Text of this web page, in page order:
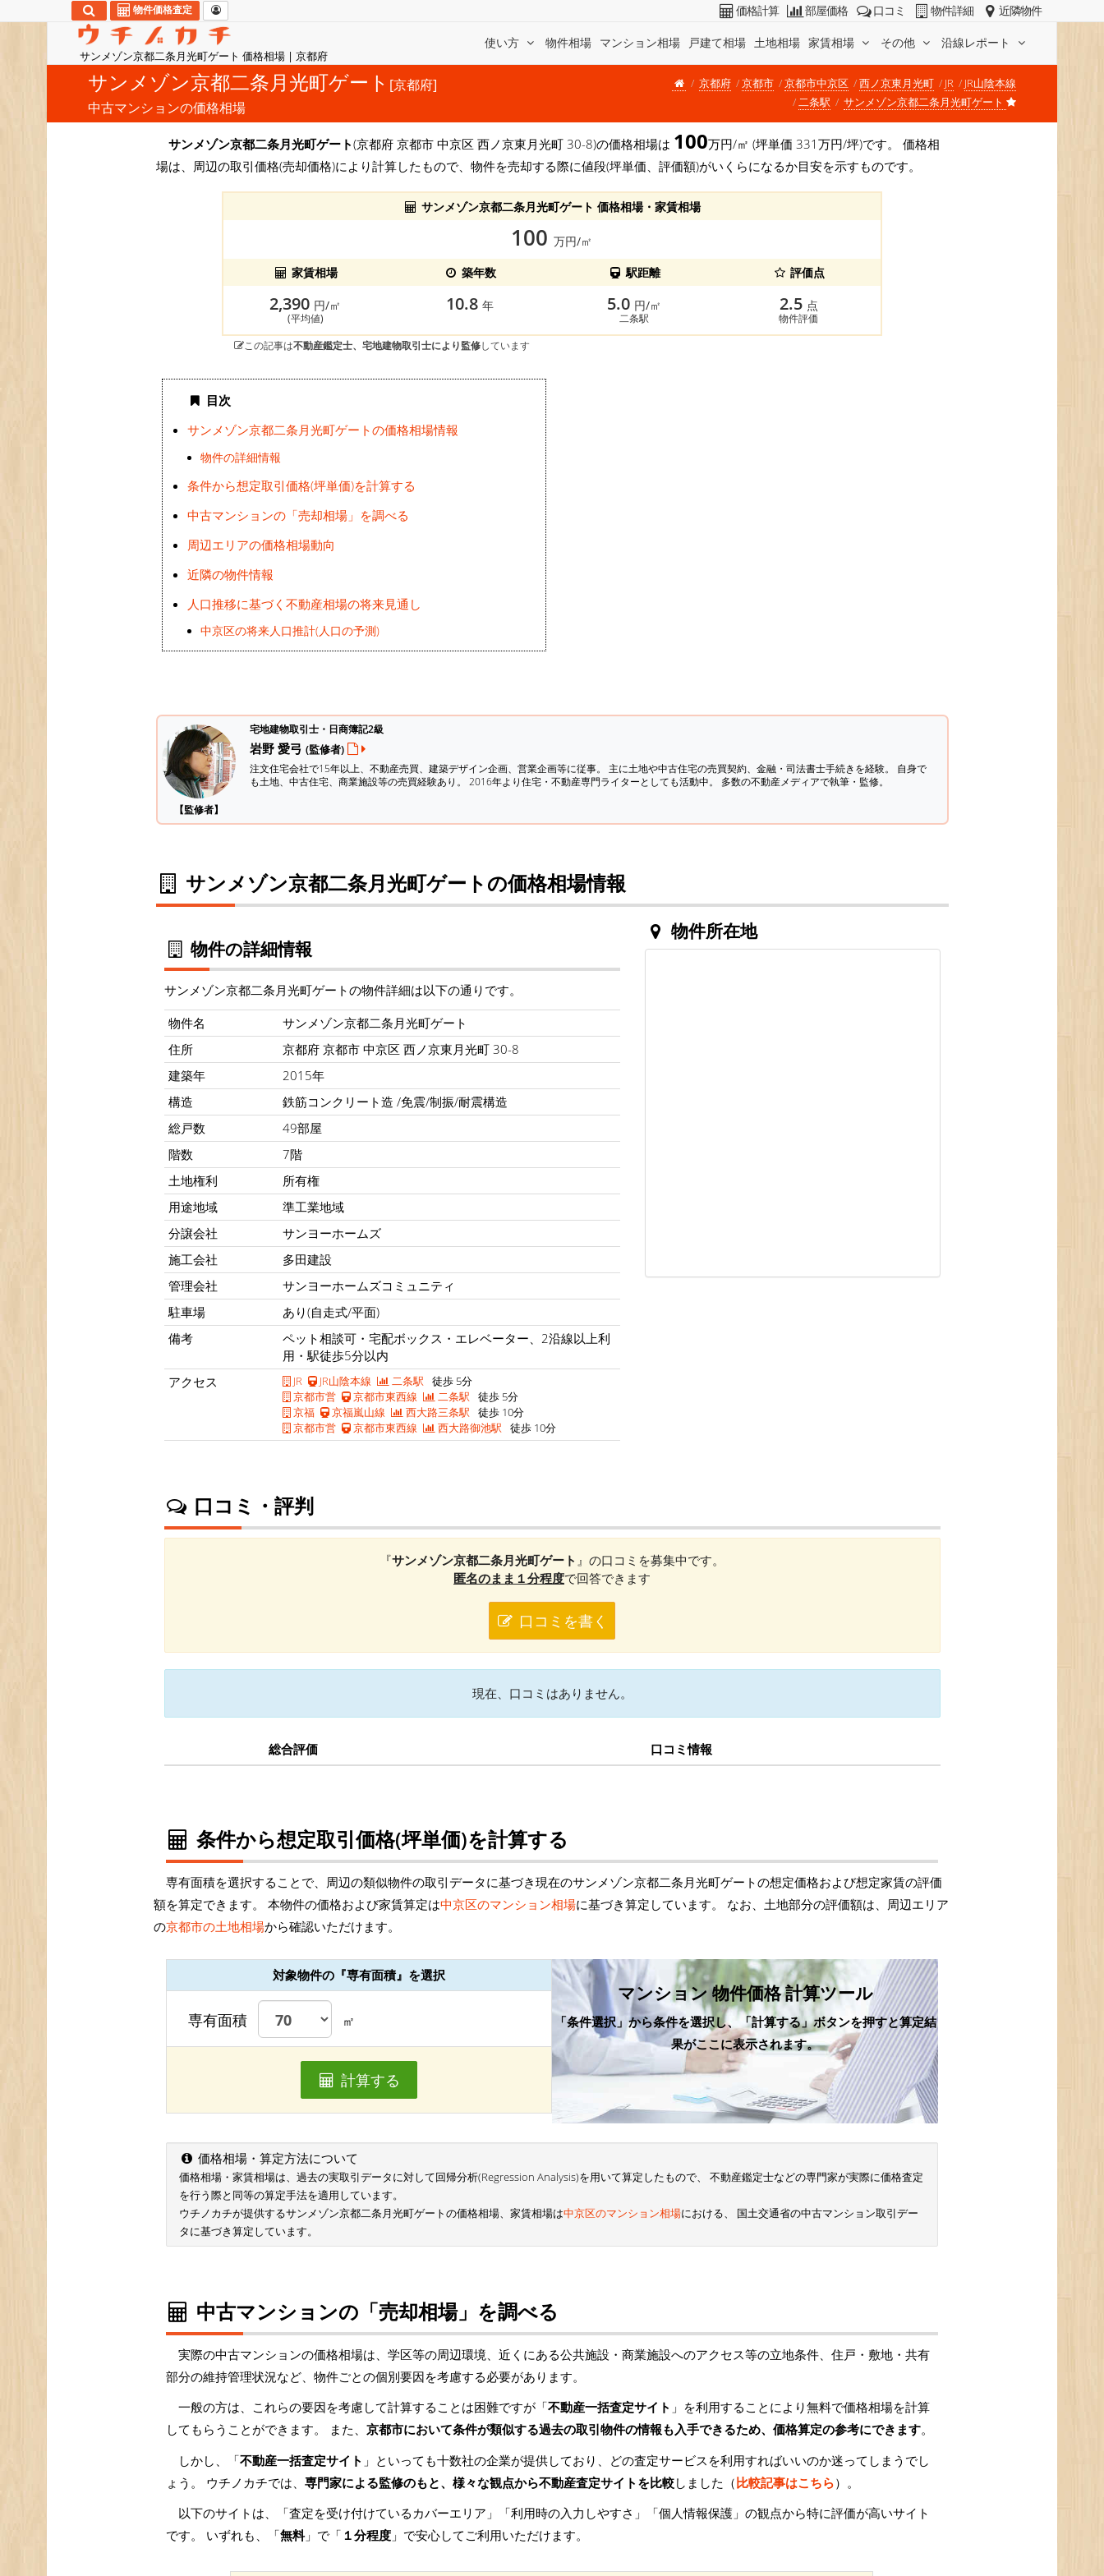
サンメゾン京都二条月光町ゲート 価格相場 | 京都府
使い方 物件相場 マンション相場 戸建て相場 土地相場 家賃相場 その他 沿線レポート
物件価格査定 価格計算 部屋価格 口コミ 物件詳細 近隣物件
サンメゾン京都二条月光町ゲート [京都府]
中古マンションの価格相場
京都府 京都市 京都市中京区 西ノ京東月光町 JR
JR山陰本線
二条駅
サンメゾン京都二条月光町ゲート
サンメゾン京都二条月光町ゲート(京都府 京都市 中京区 西ノ京東月光町 30-8)の価格相場は 100万円/㎡ (坪単価 331万円/坪)です。 価格相
場は、周辺の取引価格(売却価格)により計算したもので、物件を売却する際に値段(坪単価、評価額)がいくらになるか目安を示すものです。
サンメゾン京都二条月光町ゲート 価格相場・家賃相場
100万円/㎡
家賃相場
築年数 駅距離 評価点
2,390 円/㎡
(平均値)
10.8 年 5.0 円/㎡
二条駅
2.5 点
物件評価
この記事は不動産鑑定士、宅地建物取引士により監修しています
目次
サンメゾン京都二条月光町ゲートの価格相場情報
物件の詳細情報
条件から想定取引価格(坪単価)を計算する
中古マンションの「売却相場」を調べる
周辺エリアの価格相場動向
近隣の物件情報
人口推移に基づく不動産相場の将来見通し
中京区の将来人口推計(人口の予測)
【監修者】
宅地建物取引士・日商簿記2級
岩野 愛弓 (監修者)
注文住宅会社で15年以上、不動産売買、建築デザイン企画、営業企画等に従事。 主に土地や中古住宅の売買契約、金融・司法書士手続きを経験。 自身で
も土地、中古住宅、商業施設等の売買経験あり。 2016年より住宅・不動産専門ライターとしても活動中。 多数の不動産メディアで執筆・監修。
サンメゾン京都二条月光町ゲートの価格相場情報
物件の詳細情報
サンメゾン京都二条月光町ゲートの物件詳細は以下の通りです。
物件名
サンメゾン京都二条月光町ゲート
住所
京都府 京都市 中京区 西ノ京東月光町 30-8
建築年
2015年
構造
鉄筋コンクリート造 /免震/制振/耐震構造
総戸数
49部屋
階数
7階
土地権利
所有権
用途地域
準工業地域
分譲会社
サンヨーホームズ
施工会社
多田建設
管理会社
サンヨーホームズコミュニティ
駐車場
あり(自走式/平面)
備考
ペット相談可・宅配ボックス・エレベーター、2沿線以上利
用・駅徒歩5分以内
アクセス
JR JR山陰本線 二条駅 徒歩 5分
京都市営
京都市東西線 二条駅 徒歩 5分
京福
京福嵐山線 西大路三条駅 徒歩 10分
京都市営
京都市東西線 西大路御池駅 徒歩 10分
物件所在地
口コミ・評判
『サンメゾン京都二条月光町ゲート 』の口コミを募集中です。
匿名のまま１分程度で回答できます
口コミを書く
現在、口コミはありません。
総合評価 口コミ情報
条件から想定取引価格(坪単価)を計算する
専有面積を選択することで、周辺の類似物件の取引データに基づき現在のサンメゾン京都二条月光町ゲートの想定価格および想定家賃の評価
額を算定できます。 本物件の価格および家賃算定は中京区のマンション相場に基づき算定しています。 なお、土地部分の評価額は、周辺エリア
の京都市の土地相場から確認いただけます。
対象物件の『専有面積』を選択
専有面積 ㎡
計算する
マンション 物件価格 計算ツール
「条件選択」から条件を選択し、「計算する」ボタンを押すと算定結
果がここに表示されます。
価格相場・算定方法について
価格相場・家賃相場は、過去の実取引データに対して回帰分析(Regression Analysis)を用いて算定したもので、 不動産鑑定士などの専門家が実際に価格査定
を行う際と同等の算定手法を適用しています。
ウチノカチが提供するサンメゾン京都二条月光町ゲートの価格相場、家賃相場は中京区のマンション相場における、 国土交通省の中古マンション取引デー
タに基づき算定しています。
中古マンションの「売却相場」を調べる
実際の中古マンションの価格相場は、学区等の周辺環境、近くにある公共施設・商業施設へのアクセス等の立地条件、住戸・敷地・共有
部分の維持管理状況など、物件ごとの個別要因を考慮する必要があります。
一般の方は、これらの要因を考慮して計算することは困難ですが「不動産一括査定サイト 」を利用することにより無料で価格相場を計算
してもらうことができます。 また、 京都市において条件が類似する過去の取引物件の情報も入手できるため、価格算定の参考にできます。
しかし、「不動産一括査定サイト 」といっても十数社の企業が提供しており、どの査定サービスを利用すればいいのか迷ってしまうでし
ょう。 ウチノカチでは、 専門家による監修のもと、様々な観点から不動産査定サイトを比較しました（比較記事はこちら）。
以下のサイトは、「査定を受け付けているカバーエリア」「利用時の入力しやすさ」「個人情報保護」の観点から特に評価が高いサイト
です。 いずれも、「無料」で「 １分程度 」で安心してご利用いただけます。